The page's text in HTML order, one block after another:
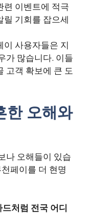
련 이벤트에 적극
릴 기회를 잡으세
사용자들은 지
가 많습니다. 이들
고객 확보에 큰 도
한 오해와
나 오해들이 있습
페이를 더 현명
처럼 전국 어디